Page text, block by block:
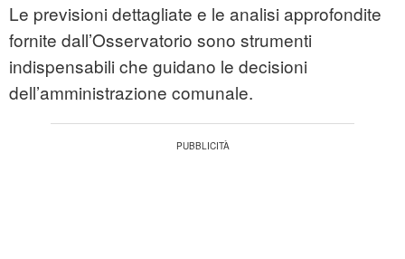
Le previsioni dettagliate e le analisi approfondite
fornite dall’Osservatorio sono strumenti
indispensabili che guidano le decisioni
dell’amministrazione comunale.